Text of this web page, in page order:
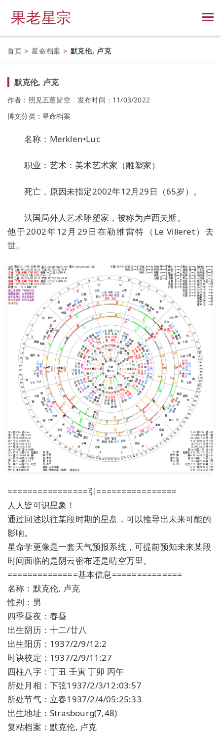
果老星宗
首页 > 星命档案 > 默克伦, 卢克
默克伦, 卢克
作者：照见五蕴皆空
发布时间：11/03/2022
博文分类： 星命档案
名称：Merklen•Luc
职业：艺术：美术艺术家（雕塑家）
死亡，原因未指定2002年12月29日（65岁）。
法国局外人艺术雕塑家，被称为卢西夫斯。
他于2002年12月29日在勒维雷特（Le Villeret）去
世。
================引================
人人皆可识星象！
通过回述以往某段时期的星盘，可以推导出未来可能的
影响。
星命学更像是一套天气预报系统，可提前预知未来某段
时间面临的是阴云密布还是晴空万里。
==============基本信息==============
名称：默克伦, 卢克
性别：男
四季昼夜：春昼
出生阴历：十二/廿八
出生阳历：1937/2/9/12:2
时诀校定：1937/2/9/11:27
四柱八字：丁丑 壬寅 丁卯 丙午
所处月相：下弦1937/2/3/12:03:57
所处节气：立春1937/2/4/05:25:33
出生地址：Strasbourg(7,48)
复粘档案：默克伦, 卢克